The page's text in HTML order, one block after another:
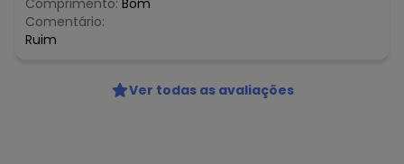
Comprimento: Bom
Comentário:
Ruim
Ver todas as avaliações